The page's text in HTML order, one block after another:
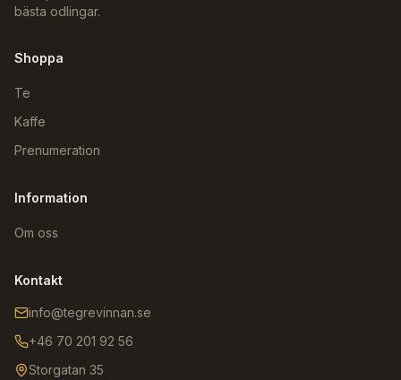
bästa odlingar.
Shoppa
Te
Kaffe
Prenumeration
Information
Om oss
Kontakt
info@tegrevinnan.se
+46 70 201 92 56
Storgatan 35